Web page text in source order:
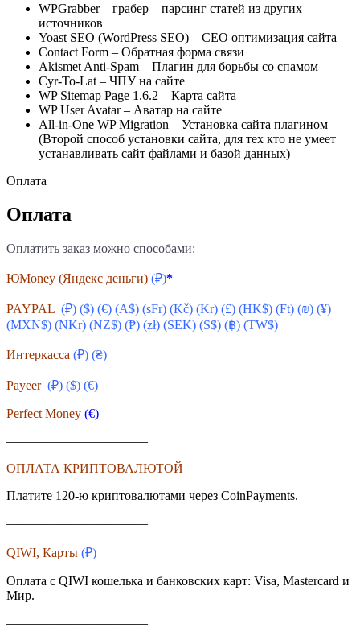
WPGrabber – грабер – парсинг статей из других
источников
Yoast SEO (WordPress SEO) – СЕО оптимизация сайта
Contact Form – Обратная форма связи
Akismet Anti-Spam – Плагин для борьбы со спамом
Cyr-To-Lat – ЧПУ на сайте
WP Sitemap Page 1.6.2 – Карта сайта
WP User Avatar – Аватар на сайте
All-in-One WP Migration – Установка сайта плагином
(Второй способ установки сайта, для тех кто не умеет
устанавливать сайт файлами и базой данных)
Оплата
Оплата
Оплатить заказ можно способами:
ЮMoney (Яндекс деньги) (₽)*
PAYPAL (₽) ($) (€) (A$) (sFr) (Kč) (Kr) (£) (HK$) (Ft) (₪) (¥)
(MXN$) (NKr) (NZ$) (₱) (zł) (SEK) (S$) (฿) (TW$)
Интеркасса (₽) (₴)
Payeer (₽) ($) (€)
Perfect Money (€)
———————————
ОПЛАТА КРИПТОВАЛЮТОЙ
Платите 120-ю криптовалютами через CoinPayments.
———————————
QIWI, Карты (₽)
Оплата с QIWI кошелька и банковских карт: Visa, Masterсard и
Мир.
———————————